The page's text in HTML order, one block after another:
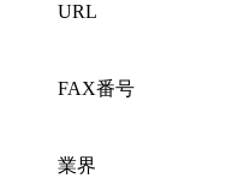
URL
FAX番号
業界